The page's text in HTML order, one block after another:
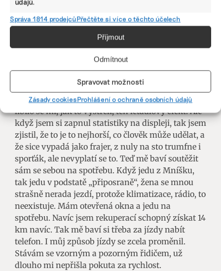
Správa 1814 prodejcůPřečtěte si více o těchto účelech
Příjmout
Odmítnout
Spravovat možnosti
Zásady cookiesProhlášení o ochraně osobních údajů
takový to „nafta je nafta, tak mě neser“, na to
nejsem zvědavý.
nebo i nějaký negativní?
Naučil mě jezdit „vědomě“. Jsem soutěživý typ.
Nejdřív mě samozřejmě bavilo na to šlápnout,
líbilo se mi, jak to vystřelí, ten letadlový efekt. Ale
když jsem si zapnul statistiky na displeji, tak jsem
zjistil, že to je to nejhorší, co člověk může udělat, a
že sice vypadá jako frajer, z nuly na sto trumfne i
sporťák, ale nevyplatí se to. Teď mě baví soutěžit
sám se sebou na spotřebu. Když jedu z Mníšku,
tak jedu v podstatě „připosraně“, žena se mnou
strašně nerada jezdí, protože klimatizace, rádio, to
neexistuje. Mám otevřená okna a jedu na
spotřebu. Navíc jsem rekuperací schopný získat 14
km navíc. Tak mě baví si třeba za jízdy nabít
telefon. I můj způsob jízdy se zcela proměnil.
Stávám se vzorným a pozorným řidičem, už
dlouho mi nepřišla pokuta za rychlost.